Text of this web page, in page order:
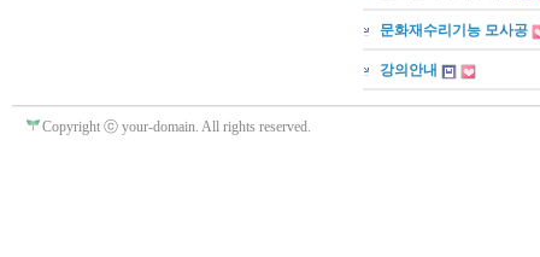
문화재수리기능 모사공
강의안내
Copyright ⓒ your-domain. All rights reserved.